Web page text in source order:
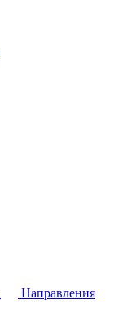
Направления